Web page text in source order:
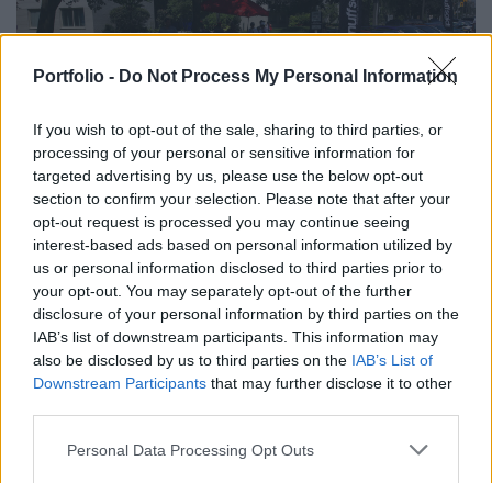
Portfolio - Do Not Process My Personal Information
If you wish to opt-out of the sale, sharing to third parties, or
processing of your personal or sensitive information for
targeted advertising by us, please use the below opt-out
section to confirm your selection. Please note that after your
opt-out request is processed you may continue seeing
interest-based ads based on personal information utilized by
us or personal information disclosed to third parties prior to
your opt-out. You may separately opt-out of the further
disclosure of your personal information by third parties on the
IAB’s list of downstream participants. This information may
also be disclosed by us to third parties on the IAB’s List of
Downstream Participants that may further disclose it to other
Personal Data Processing Opt Outs
2023. november 11. 21:35 | Portfolio
Egy friss tanulmány nekiment a Porsche és a
BMW vásárlóinak, gyorsan érkezett a
csattanós válasz
Egy friss brit tanulmány szerint bizonyos autómárkák